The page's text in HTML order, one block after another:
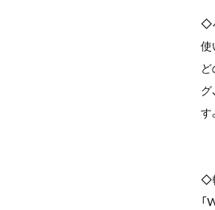
◇
使
グ
す。
◇